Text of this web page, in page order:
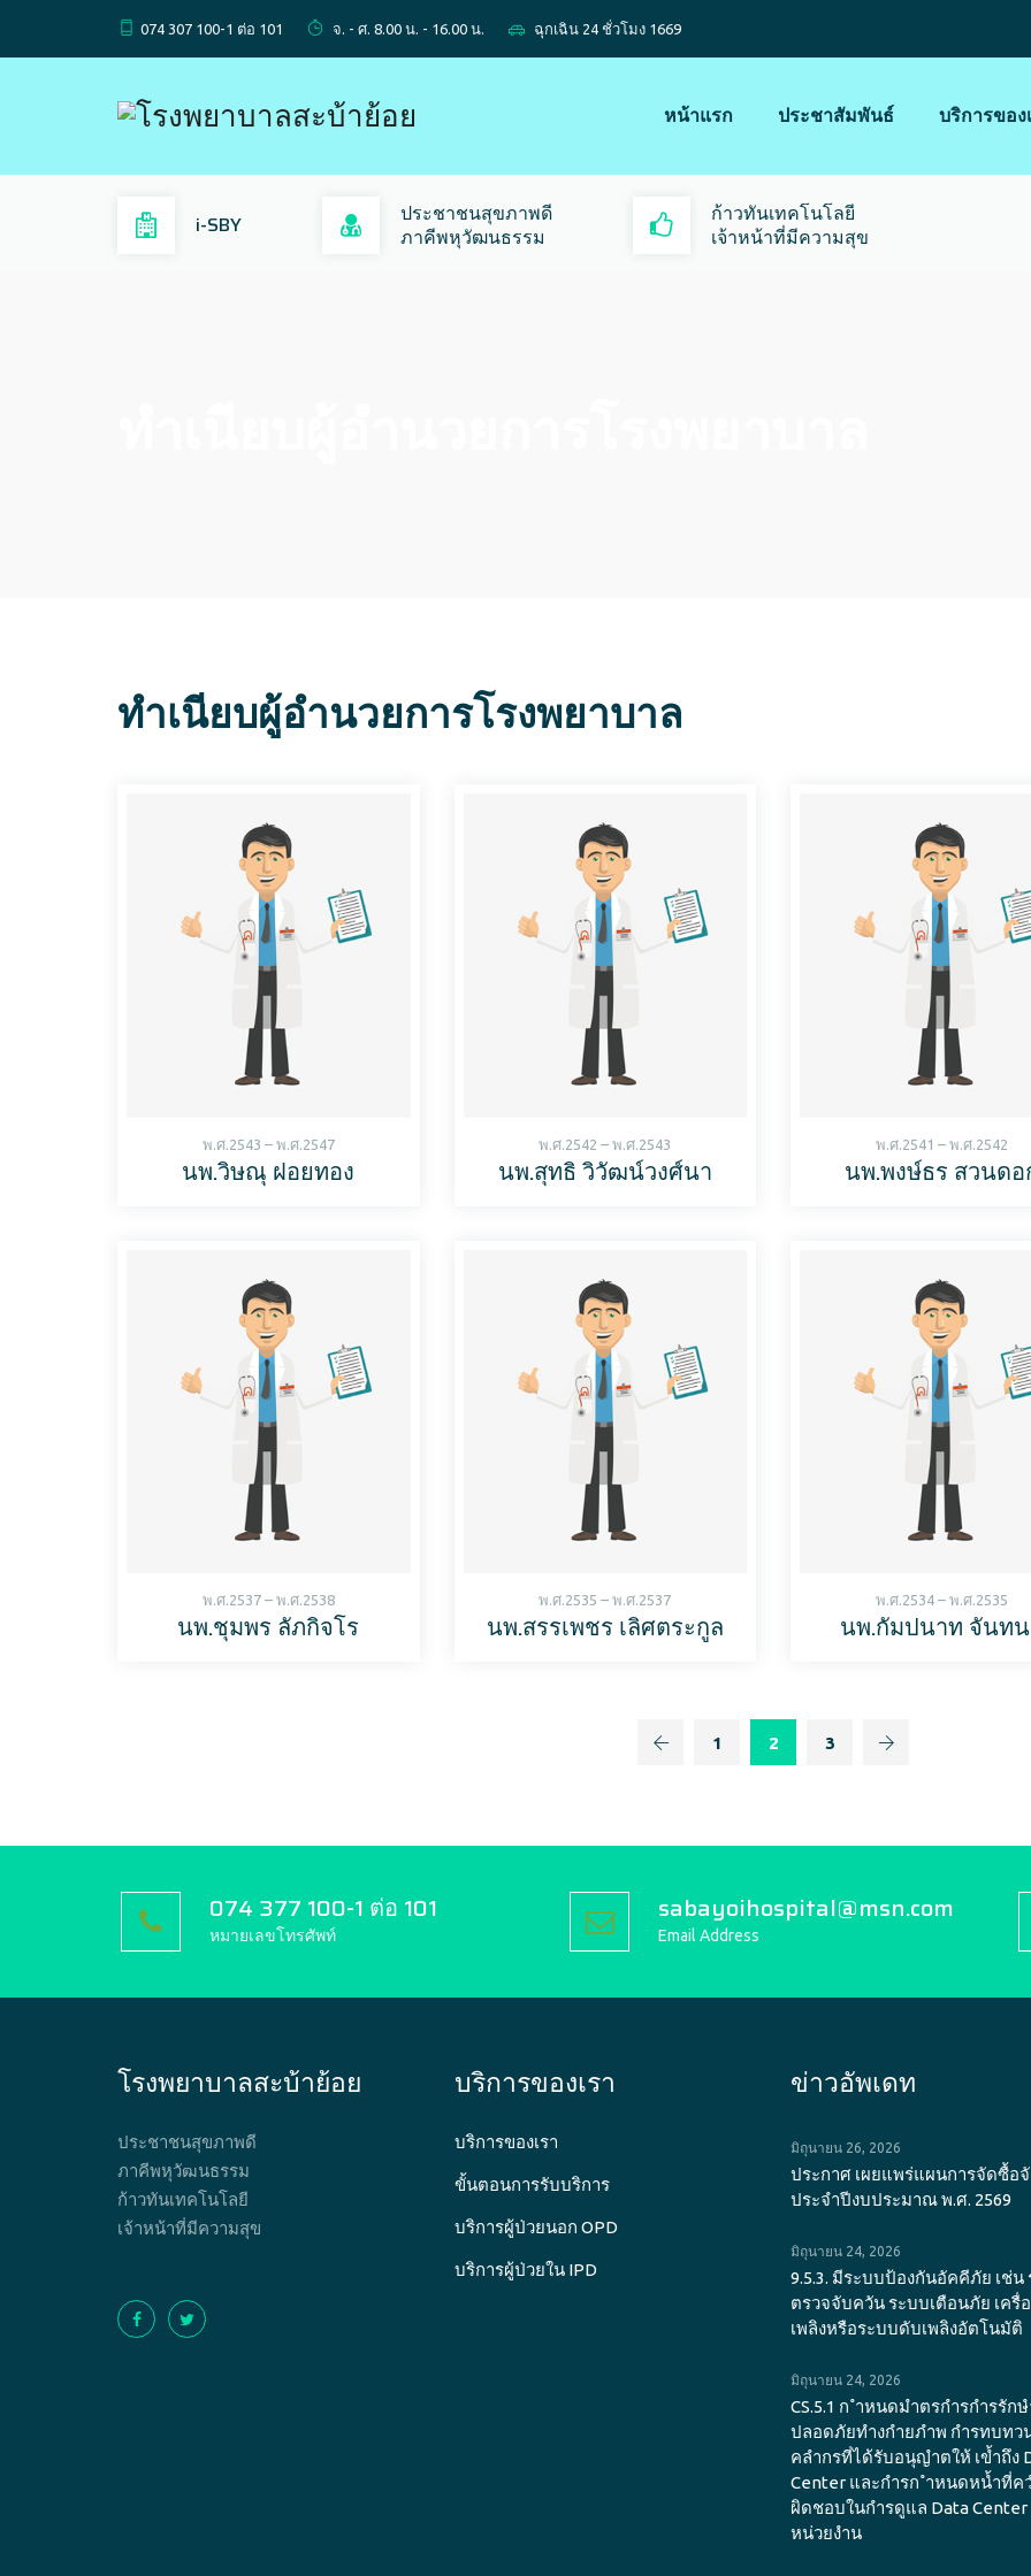
074 307 100-1 ต่อ 101 จ. - ศ. 8.00 น. - 16.00 น. ฉุกเฉิน 24 ชั่วโมง 1669
หน้าแรก ประชาสัมพันธ์ บริการของ
i-SBY
ประชาชนสุขภาพดี
ภาคีพหุวัฒนธรรม
ก้าวทันเทคโนโลยี
เจ้าหน้าที่มีความสุข
ทำเนียบผู้อำนวยการโรงพยาบาล
พ.ศ.2543 – พ.ศ.2547
นพ.วิษณุ ฝอยทอง
พ.ศ.2542 – พ.ศ.2543
นพ.สุทธิ วิวัฒน์วงศ์นา
พ.ศ.2541 – พ.ศ.2542
นพ.พงษ์ธร สวนด
พ.ศ.2537 – พ.ศ.2538
นพ.ชุมพร ลัภกิจโร
พ.ศ.2535 – พ.ศ.2537
นพ.สรรเพชร เลิศตระกูล
พ.ศ.2534 – พ.ศ.2535
นพ.กัมปนาท จันท
1 2 3
074 377 100-1 ต่อ 101
หมายเลขโทรศัพท์
sabayoihospital@msn.com
Email Address
โรงพยาบาลสะบ้าย้อย
ประชาชนสุขภาพดี
ภาคีพหุวัฒนธรรม
ก้าวทันเทคโนโลยี
เจ้าหน้าที่มีความสุข
บริการของเรา
บริการของเรา
ขั้นตอนการรับบริการ
บริการผู้ป่วยนอก OPD
บริการผู้ป่วยใน IPD
ข่าวอัพเดท
มิถุนายน 26, 2026
ประกาศ เผยแพร่แผนการจัดซื้อ
ประจำปีงบประมาณ พ.ศ. 2569
มิถุนายน 24, 2026
9.5.3. มีระบบป้องกันอัคคีภัย เช่น
ตรวจจับควัน ระบบเตือนภัย เครื่
เพลิงหรือระบบดับเพลิงอัตโนมัติ
มิถุนายน 24, 2026
CS.5.1 ก ำหนดมำตรกำรกำรรัก
ปลอดภัยทำงกำยภำพ กำรทบทว
คลำกรที่ได้รับอนุญำตให้ เข้ำถึง
Center และกำรก ำหนดหน้ำที่ค
ผิดชอบในกำรดูแล Data Center
หน่วยงำน